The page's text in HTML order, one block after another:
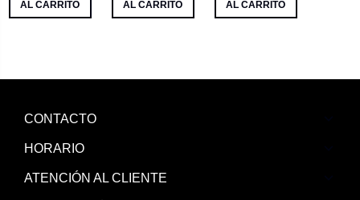
AL CARRITO
AL CARRITO
AL CARRITO
CONTACTO
HORARIO
ATENCIÓN AL CLIENTE